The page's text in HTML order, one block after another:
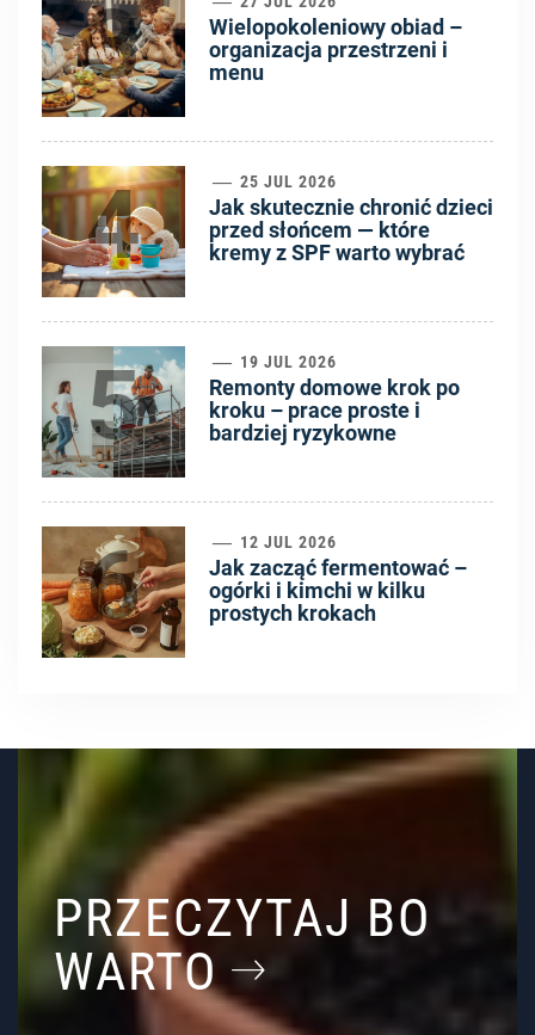
3
Wielopokoleniowy obiad –
organizacja przestrzeni i
menu
4 25 JUL 2026
Jak skutecznie chronić dzieci
przed słońcem — które
kremy z SPF warto wybrać
5 19 JUL 2026
Remonty domowe krok po
kroku – prace proste i
bardziej ryzykowne
6 12 JUL 2026
Jak zacząć fermentować –
ogórki i kimchi w kilku
prostych krokach
PRZECZYTAJ BO
WARTO